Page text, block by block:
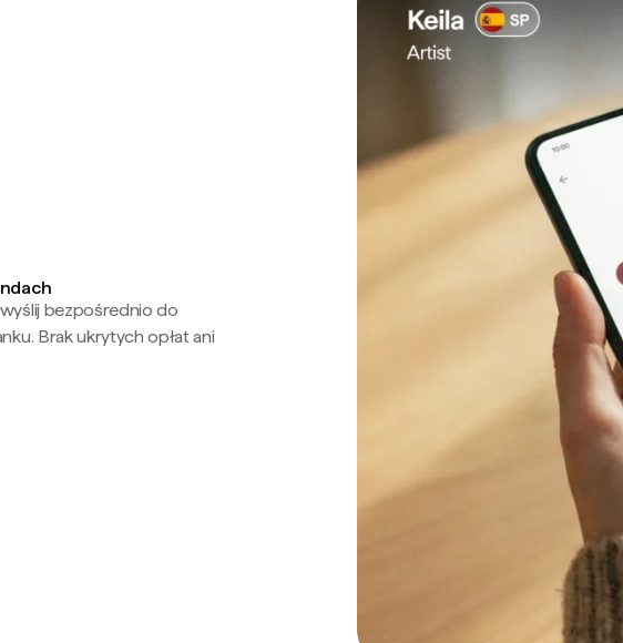
bezpośrednio do
Brak ukrytych opłat ani